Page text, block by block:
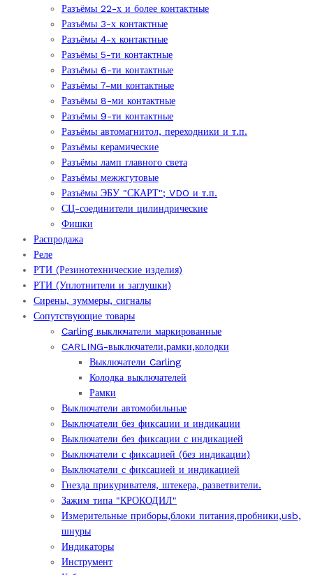
Разъёмы 22-х и более контактные
Разъёмы 3-х контактные
Разъёмы 4-х контактные
Разъёмы 5-ти контактные
Разъёмы 6-ти контактные
Разъёмы 7-ми контактные
Разъёмы 8-ми контактные
Разъёмы 9-ти контактные
Разъёмы автомагнитол, переходники и т.п.
Разъёмы керамические
Разъёмы ламп главного света
Разъёмы межжгутовые
Разъёмы ЭБУ "СКАРТ"; VDO и т.п.
СЦ-соединители цилиндрические
Фишки
Распродажа
Реле
РТИ (Резинотехнические изделия)
РТИ (Уплотнители и заглушки)
Сирены, зуммеры, сигналы
Сопутствующие товары
Carling выключатели маркированные
CARLING-выключатели,рамки,колодки
Выключатели Carling
Колодка выключателей
Рамки
Выключатели автомобильные
Выключатели без фиксации и индикации
Выключатели без фиксации с индикацией
Выключатели с фиксацией (без индикации)
Выключатели с фиксацией и индикацией
Гнезда прикуривателя, штекера, разветвители.
Зажим типа "КРОКОДИЛ"
Измерительные приборы,блоки питания,пробники,usb,
шнуры
Индикаторы
Инструмент